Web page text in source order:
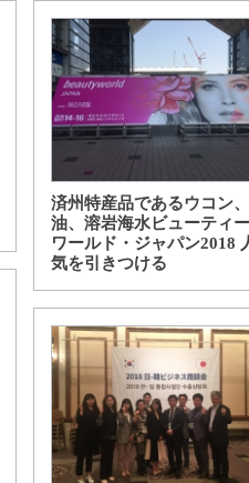
済州特産品であるウコン
油、溶岩海水ビューティー
ワールド・ジャパン2018
気を引きつける